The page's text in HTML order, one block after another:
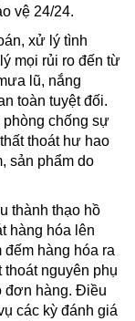
vệ 24/24.
xử lý tình
mọi rủi ro đến từ
lũ, nắng
toàn tuyệt đối.
chống sự
thoát hư hao
sản phẩm do
thành thạo hồ
hàng hóa lên
đếm hàng hóa ra
thoát nguyên phụ
đơn hàng. Điều
các kỳ đánh giá